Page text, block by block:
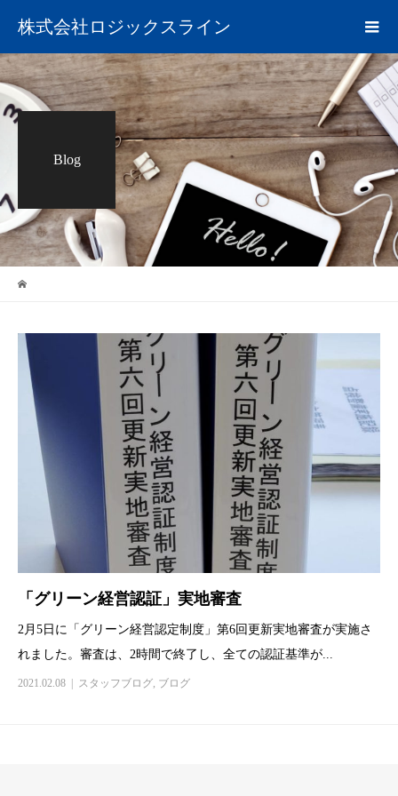
株式会社ロジックスライン
Blog
「グリーン経営認証」実地審査
2月5日に「グリーン経営認定制度」第6回更新実地審査が実施さ
れました。審査は、2時間で終了し、全ての認証基準が...
2021.02.08 スタッフブログ, ブログ